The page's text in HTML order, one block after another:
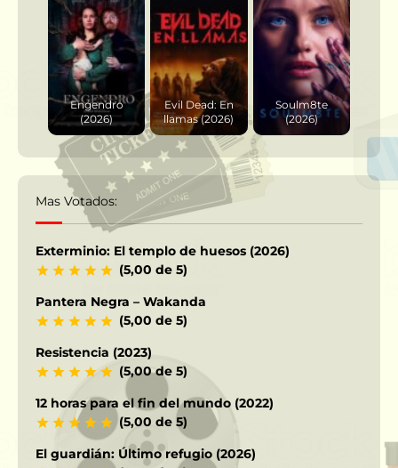
Engendro
(2026)
Evil Dead: En
llamas (2026)
Soulm8te
(2026)
Mas Votados:
Exterminio: El templo de huesos (2026)
(5,00 de 5)
Pantera Negra – Wakanda
(5,00 de 5)
Resistencia (2023)
(5,00 de 5)
12 horas para el fin del mundo (2022)
(5,00 de 5)
El guardián: Último refugio (2026)